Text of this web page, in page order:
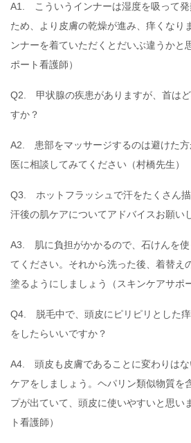
A1. こういうインナーは湿度を吸って発
ため、より皮膚の乾燥が進み、痒くなり
ンナーを着ていただくとだいぶ違うかと
ポート看護師）
Q2. 甲状腺の疾患がありますが、首は
すか？
A2. 患部をマッサージするのは避けた
医に相談してみてください（村橋先生）
Q3. ホットフラッシュで汗をたくさん
汗後の肌ケアについてアドバイスお願い
A3. 肌に負担がかかるので、石けんを使
てください。それから洗った後、着替え
塗るようにしましょう（スキンケアサポ
Q4. 脱毛中で、頭皮にピリピリとした
をしたらいいですか？
A4. 頭皮も皮膚であることに変わりはな
ケアをしましょう。ヘパリン類似物質を
プが出ていて、頭皮に使いやすいと思い
ト看護師）